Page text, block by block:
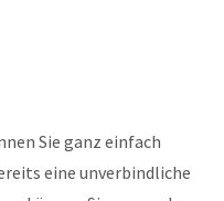
Sie ganz einfach
eine unverbindliche